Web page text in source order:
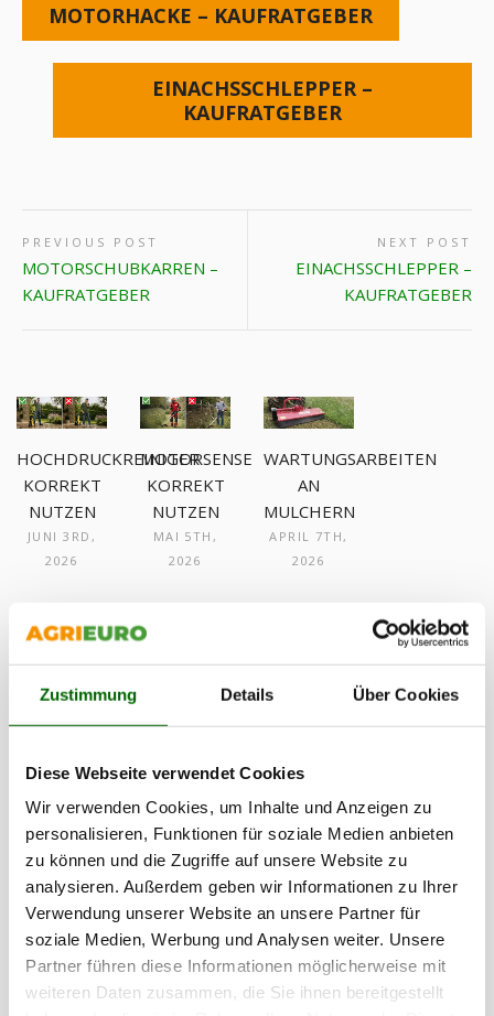
Zustimmung Details Über Cookies
Diese Webseite verwendet Cookies
Wir verwenden Cookies, um Inhalte und Anzeigen zu
personalisieren, Funktionen für soziale Medien anbieten
zu können und die Zugriffe auf unsere Website zu
analysieren. Außerdem geben wir Informationen zu Ihrer
Verwendung unserer Website an unsere Partner für
soziale Medien, Werbung und Analysen weiter. Unsere
Partner führen diese Informationen möglicherweise mit
weiteren Daten zusammen, die Sie ihnen bereitgestellt
MOTORHACKE – KAUFRATGEBER
EINACHSSCHLEPPER –
KAUFRATGEBER
PREVIOUS POST
MOTORSCHUBKARREN –
KAUFRATGEBER
NEXT POST
EINACHSSCHLEPPER –
KAUFRATGEBER
HOCHDRUCKREINIGER
KORREKT
NUTZEN
JUNI 3RD,
2026
MOTORSENSE
KORREKT
NUTZEN
MAI 5TH,
2026
WARTUNGSARBEITEN
AN
MULCHERN
APRIL 7TH,
2026